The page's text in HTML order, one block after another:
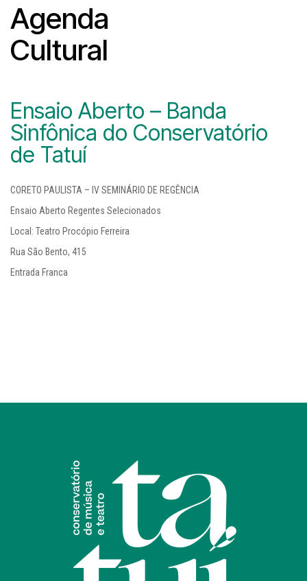
Agenda
Cultural
Ensaio Aberto – Banda
Sinfônica do Conservatório
de Tatuí
CORETO PAULISTA – IV SEMINÁRIO DE REGÊNCIA
Ensaio Aberto Regentes Selecionados
Local: Teatro Procópio Ferreira
Rua São Bento, 415
Entrada Franca